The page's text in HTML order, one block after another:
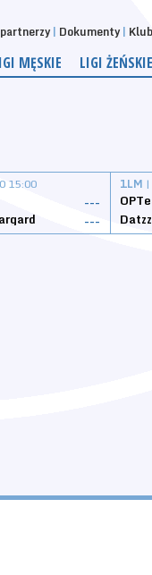
Dokumenty
MĘSKIE LIGI ŻEŃSKIE
15:00
---
---
1LM